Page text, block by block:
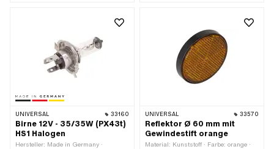
UNIVERSAL 33160
Birne 12V - 35/35W (PX43t)
HS1 Halogen
Hersteller: Made in Germany ·
UNIVERSAL 33570
Reflektor Ø 60 mm mit
Gewindestift orange
Material: Kunststoff · Farbe: orange ·